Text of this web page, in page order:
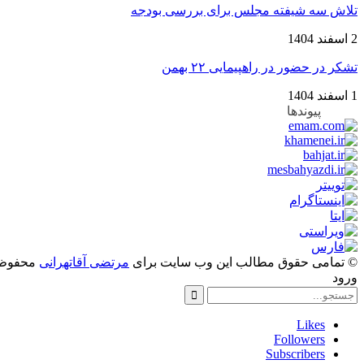
تلاش سه شیفته مجلس برای بررسی بودجه
2 اسفند 1404
تشکر در حضور در راهپیمایی ۲۲ بهمن
1 اسفند 1404
پیوندها
© تمامی حقوق مطالب این وب سایت برای مرتضی آقاتهرانی
ورود
Likes
Followers
Subscribers